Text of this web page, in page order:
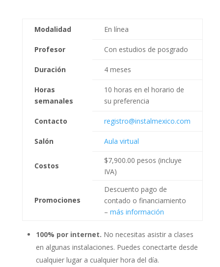
Modalidad En línea
Profesor Con estudios de posgrado
Duración 4 meses
Horas
semanales
10 horas en el horario de
su preferencia
Contacto registro@instalmexico.com
Salón Aula virtual
Costos
$7,900.00 pesos (incluye
IVA)
Promociones
Descuento pago de
contado o financiamiento
– más información
100% por internet. No necesitas asistir a clases
en algunas instalaciones. Puedes conectarte desde
cualquier lugar a cualquier hora del día.